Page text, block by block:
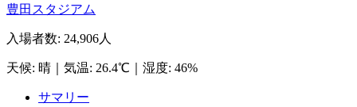
豊田スタジアム
入場者数: 24,906人
天候: 晴 気温: 26.4℃ 湿度: 46%
サマリー